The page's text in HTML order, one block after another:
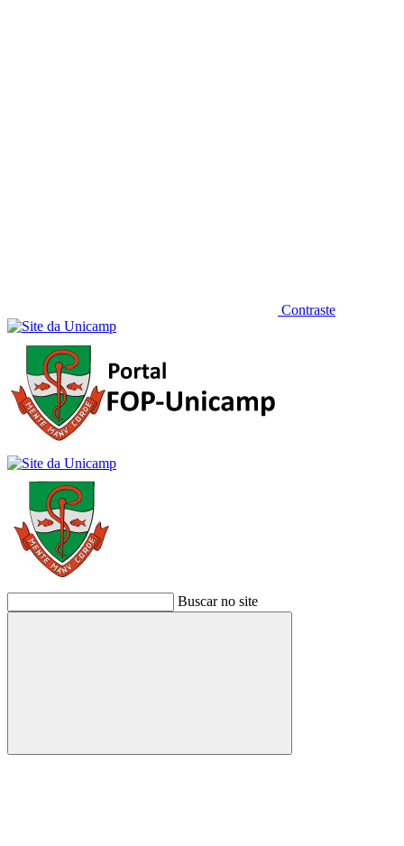
Contraste
Buscar no site
Buscar